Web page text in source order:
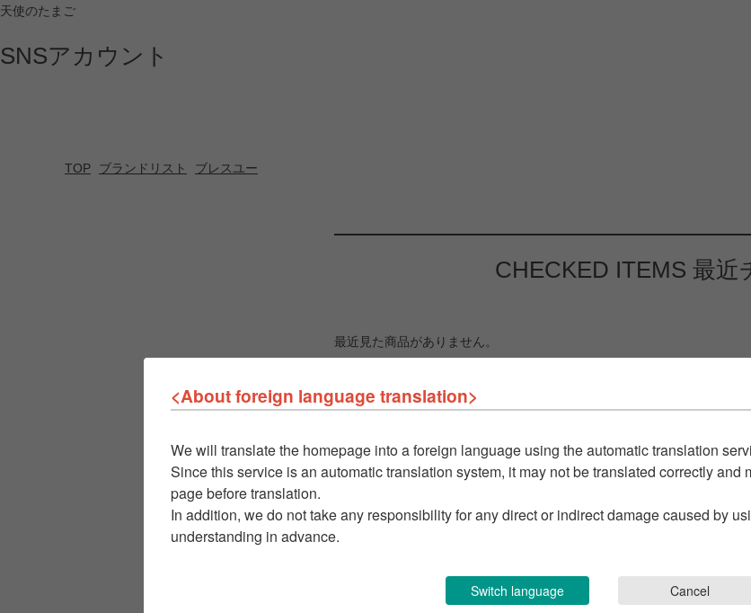
天使のたまご
SNSアカウント
TOP ブランドリスト ブレスユー
CHECKED ITEMS 最近
最近見た商品がありません。
<About foreign language translation>
We will translate the homepage into a foreign language using the automatic translation
Since this service is an automatic translation system, it may not be translated correctly and
page before translation.
In addition, we do not take any responsibility for any direct or indirect damage caused by
understanding in advance.
Switch language Cancel